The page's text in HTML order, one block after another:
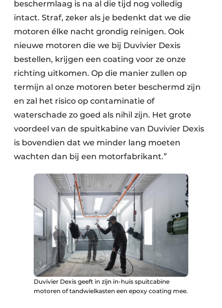
beschermlaag is na al die tijd nog volledig
intact. Straf, zeker als je bedenkt dat we die
motoren élke nacht grondig reinigen. Ook
nieuwe motoren die we bij Duvivier Dexis
bestellen, krijgen een coating voor ze onze
richting uitkomen. Op die manier zullen op
termijn al onze motoren beter beschermd zijn
en zal het risico op contaminatie of
waterschade zo goed als nihil zijn. Het grote
voordeel van de spuitkabine van Duvivier Dexis
is bovendien dat we minder lang moeten
wachten dan bij een motorfabrikant.”
Duvivier Dexis geeft in zijn in-huis spuitcabine
motoren of tandwielkasten een epoxy coating mee.